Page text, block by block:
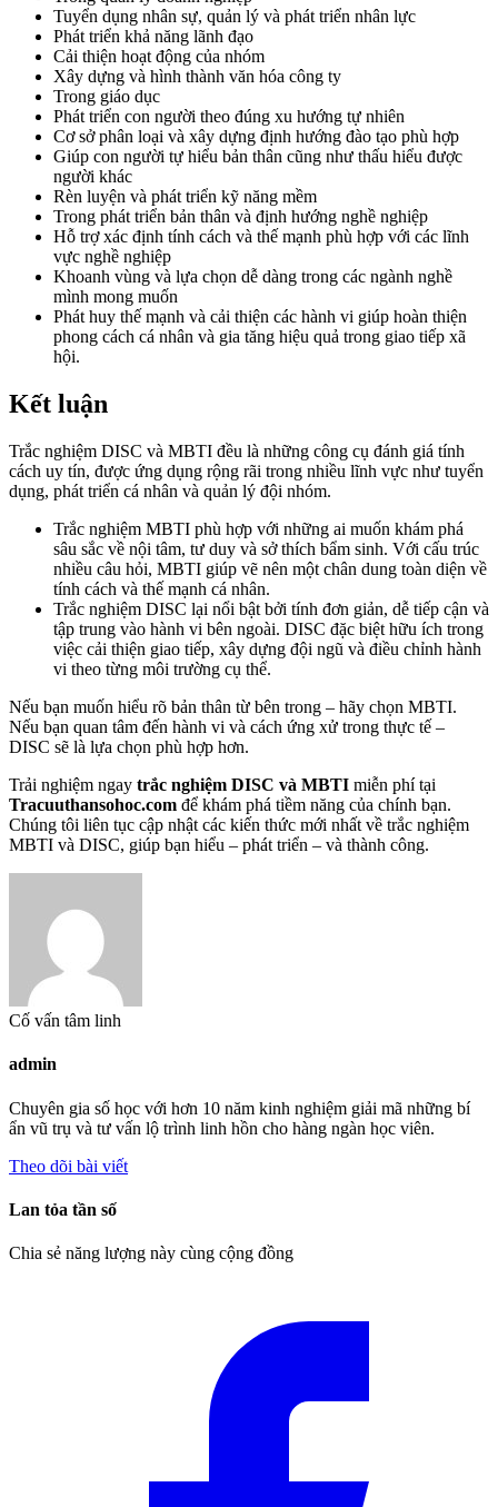
Tuyển dụng nhân sự, quản lý và phát triển nhân lực
Phát triển khả năng lãnh đạo
Cải thiện hoạt động của nhóm
Xây dựng và hình thành văn hóa công ty
Trong giáo dục
Phát triển con người theo đúng xu hướng tự nhiên
Cơ sở phân loại và xây dựng định hướng đào tạo phù hợp
Giúp con người tự hiểu bản thân cũng như thấu hiểu được
người khác
Rèn luyện và phát triển kỹ năng mềm
Trong phát triển bản thân và định hướng nghề nghiệp
Hỗ trợ xác định tính cách và thế mạnh phù hợp với các lĩnh
vực nghề nghiệp
Khoanh vùng và lựa chọn dễ dàng trong các ngành nghề
mình mong muốn
Phát huy thế mạnh và cải thiện các hành vi giúp hoàn thiện
phong cách cá nhân và gia tăng hiệu quả trong giao tiếp xã
hội.
Kết luận
Trắc nghiệm DISC và MBTI đều là những công cụ đánh giá tính
cách uy tín, được ứng dụng rộng rãi trong nhiều lĩnh vực như tuyển
dụng, phát triển cá nhân và quản lý đội nhóm.
Trắc nghiệm MBTI phù hợp với những ai muốn khám phá
sâu sắc về nội tâm, tư duy và sở thích bẩm sinh. Với cấu trúc
nhiều câu hỏi, MBTI giúp vẽ nên một chân dung toàn diện về
tính cách và thế mạnh cá nhân.
Trắc nghiệm DISC lại nổi bật bởi tính đơn giản, dễ tiếp cận và
tập trung vào hành vi bên ngoài. DISC đặc biệt hữu ích trong
việc cải thiện giao tiếp, xây dựng đội ngũ và điều chỉnh hành
vi theo từng môi trường cụ thể.
Nếu bạn muốn hiểu rõ bản thân từ bên trong – hãy chọn MBTI.
Nếu bạn quan tâm đến hành vi và cách ứng xử trong thực tế –
DISC sẽ là lựa chọn phù hợp hơn.
Trải nghiệm ngay trắc nghiệm DISC và MBTI miễn phí tại
Tracuuthansohoc.com để khám phá tiềm năng của chính bạn.
Chúng tôi liên tục cập nhật các kiến thức mới nhất về trắc nghiệm
MBTI và DISC, giúp bạn hiểu – phát triển – và thành công.
Cố vấn tâm linh
admin
Chuyên gia số học với hơn 10 năm kinh nghiệm giải mã những bí
ẩn vũ trụ và tư vấn lộ trình linh hồn cho hàng ngàn học viên.
Theo dõi bài viết
Lan tỏa tần số
Chia sẻ năng lượng này cùng cộng đồng